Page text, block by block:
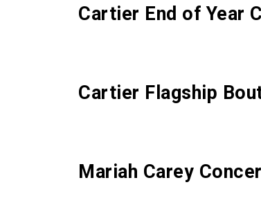
Cartier End of Year
Cartier Flagship
Mariah Carey